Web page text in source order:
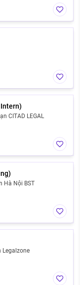
CITAD LEGAL
Hà Nội BST
Legalzone